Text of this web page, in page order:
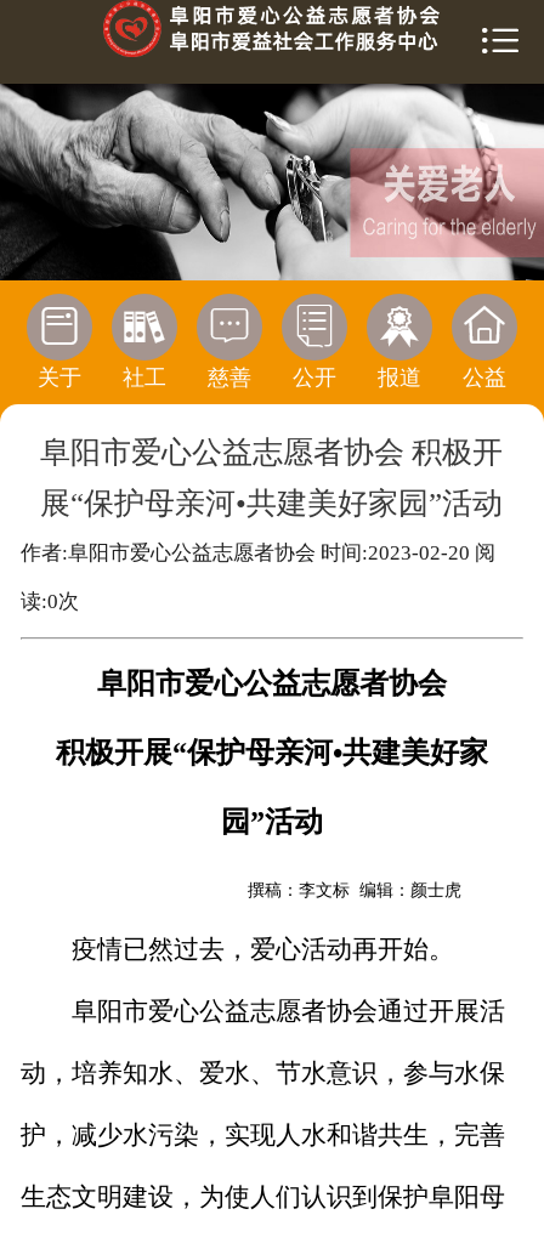
 首页
关于我们
爱益社工
慈善榜
信息公开
活动报道
公益传播
寻求帮助


关于

社工

慈善

公开

报道

公益
阜阳市爱心公益志愿者协会 积极开
展“保护母亲河•共建美好家园”活动
作者:阜阳市爱心公益志愿者协会 时间:2023-02-20 阅
读:0次
阜阳市爱心公益志愿者协会
积极开展“保护母亲河•共建美好家
园”活动
撰稿：李文标 编辑：颜士虎
疫情已然过去，爱心活动再开始。
阜阳市爱心公益志愿者协会通过开展活
动 ， 培养知水、爱水、节水意识，参与水保
护，减少水污染，实现人水和谐共生，完善
生态文明建设 ， 为使人们认识到保护阜阳母